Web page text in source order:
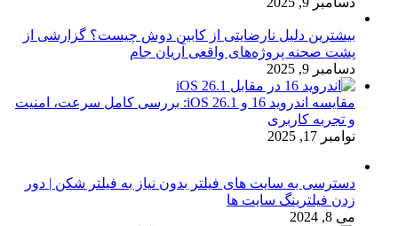
بیشترین دلیل نارضایتی از کابین دوش چیست؟ گزارشی از
پشت صحنه پروژه‌های واقعی آریان جام
دسامبر 9, 2025
مقایسه اندروید 16 و iOS 26.1: بررسی کامل سرعت، امنیت
و تجربه کاربری
نوامبر 17, 2025
دسترسی به سایت های فیلتر بدون نیاز به فیلتر شکن | دور
زدن فیلترینگ سایت ها
می 8, 2024